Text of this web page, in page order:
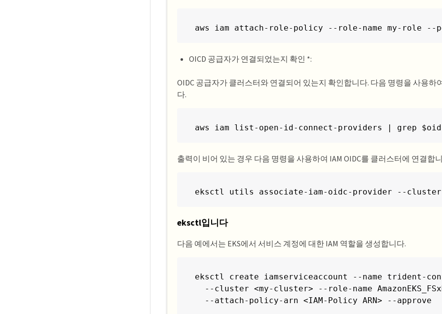
aws iam attach-role-policy --role-name my-role --
OICD 공급자가 연결되었는지 확인 *:
OIDC 공급자가 클러스터와 연결되어 있는지 확인합니다. 다음 명령을 사용하
다.
aws iam list-open-id-connect-providers | grep
출력이 비어 있는 경우 다음 명령을 사용하여 IAM OIDC를 클러스터에 연결합
eksctl utils associate-iam-oidc-provider --cluster
eksctl입니다
다음 예에서는 EKS에서 서비스 계정에 대한 IAM 역할을 생성합니다.
eksctl create iamserviceaccount --name trident-
--cluster <my-cluster> --role-name
  --attach-policy-arn <IAM-Policy ARN> --approve